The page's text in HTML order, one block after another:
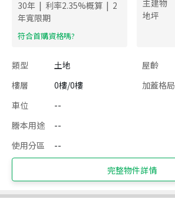
30年 | 利率2.35%概算 | 2
年寬限期
​符合首購資格嗎?
主建物
地坪
類型 土地 屋齡
樓層
0樓/0樓 加蓋格局
車位
--
謄本用途
--
使用分區
--
完整物件詳情